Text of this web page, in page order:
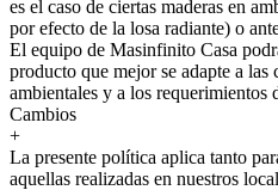
es el caso de ciertas maderas en
por efecto de la losa radiante) o
El equipo de Masinfinito Casa
producto que mejor se adapte a
ambientales y a los requerimientos
Cambios
+
La presente política aplica tanto
aquellas realizadas en nuestros